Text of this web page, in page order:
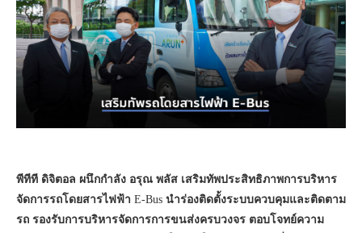
พีทีที ดิจิตอล ผนึกกำลัง อรุณ พลัส เสริมทัพประสิทธิภาพการบริหาร
จัดการรถโดยสารไฟฟ้า E-Bus นำร่องติดตั้งระบบควบคุมและติดตาม
รถ รองรับการบริหารจัดการการขนส่งครบวงจร ตอบโจทย์ความ